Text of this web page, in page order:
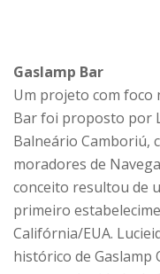
Gaslamp Bar
Um projeto com foco
Bar foi proposto por
Balneário Camboriú,
moradores de
conceito resultou de
primeiro
Califórnia/EUA.
histórico de Gaslamp